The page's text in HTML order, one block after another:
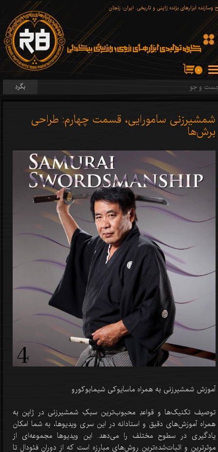
وسازنده ابزارهای برّنده ژاپنی و تاریخی. ایران- زنجان
۰
بگرد
شمشیرزنی سامورایی، قسمت چهارم: طراحی
برش‌ها
آموزش شمشیرزنی به همراه ماسایوکی شیمابوکورو
توصیف تکنیک‌ها و قواعدِ محبوب‌ترین سبکِ شمشیرزنی در ژاپن به
همراه آموزش‌های دقیق و استادانه در این سری ویدیوها، به شما امکان
یادگیری در سطوح مختلف را می‌دهد. این ویدیوها مجموعه‌ای از
موثرترین و اثبات‌شده‌ترین روش‌های مبارزه است که از دوران فئودال‌ تا